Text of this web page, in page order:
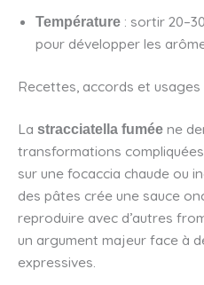
Température : sortir
pour développer les
Recettes, accords et
La stracciatella fumée ne
transformations
sur une focaccia chaude ou
des pâtes crée une sauce
reproduire avec d’autres
un argument majeur face à
expressives.